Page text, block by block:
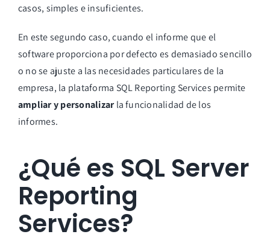
casos, simples e insuficientes.
En este segundo caso, cuando el informe que el
software proporciona por defecto es demasiado sencillo
o no se ajuste a las necesidades particulares de la
empresa, la plataforma SQL Reporting Services permite
ampliar y personalizarla funcionalidad de los
informes.
¿Qué es SQL Server
Reporting
Services?